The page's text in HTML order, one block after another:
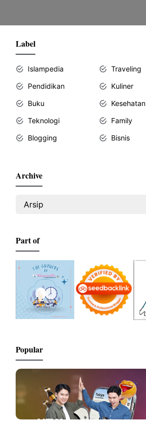
Label
Islampedia
Traveling
Pendidikan
Kuliner
Buku
Kesehatan
Teknologi
Family
Blogging
Bisnis
Archive
Part of
Popular